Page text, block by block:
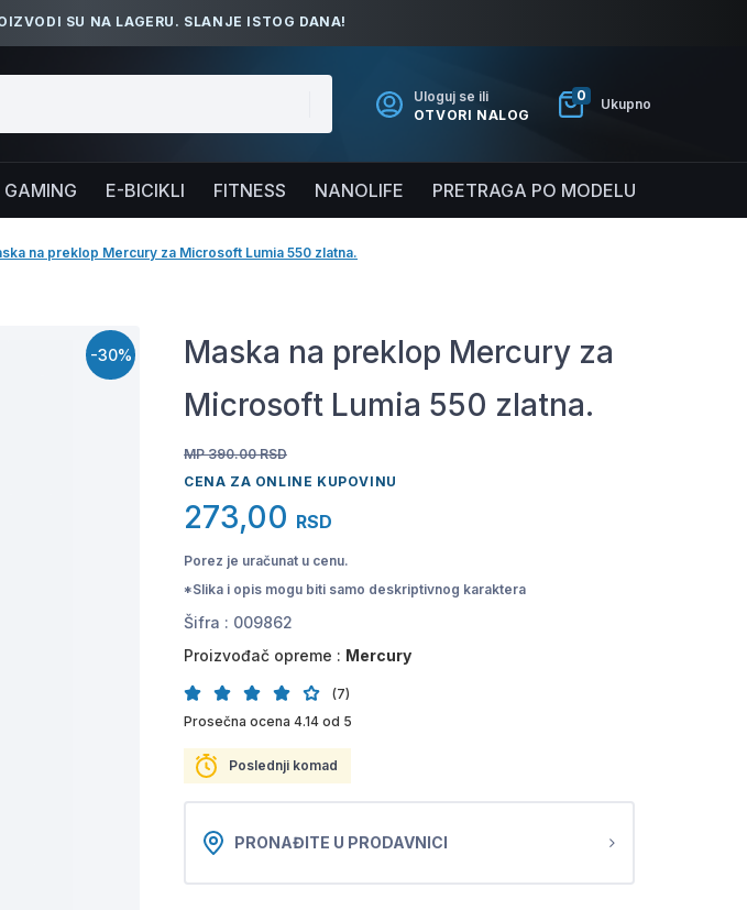
SU NA LAGERU. SLANJE ISTOG DANA!
Uloguj se ili
OTVORI NALOG
0
Ukupno
GAMING E-BICIKLI FITNESS NANOLIFE PRETRAGA PO MODELU
na preklop Mercury za Microsoft Lumia 550 zlatna.
-30%
Maska na preklop Mercury za
Microsoft Lumia 550 zlatna.
MP 390.00 RSD
CENA ZA ONLINE KUPOVINU
273,00 RSD
Porez je uračunat u cenu.
*Slika i opis mogu biti samo deskriptivnog karaktera
Šifra : 009862
Proizvođač opreme : Mercury
(7)
Prosečna ocena 4.14 od 5
Poslednji komad
PRONAĐITE U PRODAVNICI